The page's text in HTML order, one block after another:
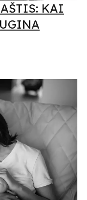
KAI